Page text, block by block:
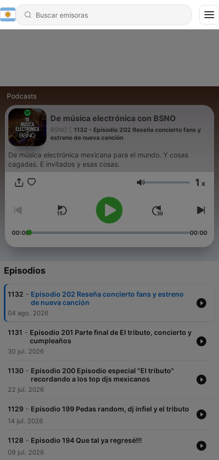
Podcasts
De música electrónica con BSNO
BSNO
1132 - Episodio 202 Reseña concierto fans y
estreno de nueva canción
De música electrónica mexicana para el mundo. Y cosas
cagadas. E invitados y esas cosas.
Volumen 1 x
00:00 00:00
Episodios
1132 - Episodio 202 Reseña concierto fans y estreno
de nueva canción
04 ago. 2026
1131 - Episodio 201 Parte final de El tributo, concierto y
cumpleaños
30 jul. 2026
1130 - Episodio 200 Episodio especial "El tributo"
recordando a los top djs mexicanos
22 jul. 2026
1129 - Episodio 199 Pedas random, dj infiel y el tributo
14 jul. 2026
1128 - Episodio 194 Que tal ya regresé!!!
09 jul. 2026